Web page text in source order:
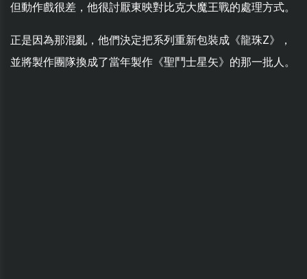
但動作戲很差，他很討厭東映對比克大魔王戰的處理方式。
正是因為那混亂，他們決定把系列重新包裝成《龍珠Z》，
並將製作團隊換成了當年製作《聖鬥士星矢》的那一批人。